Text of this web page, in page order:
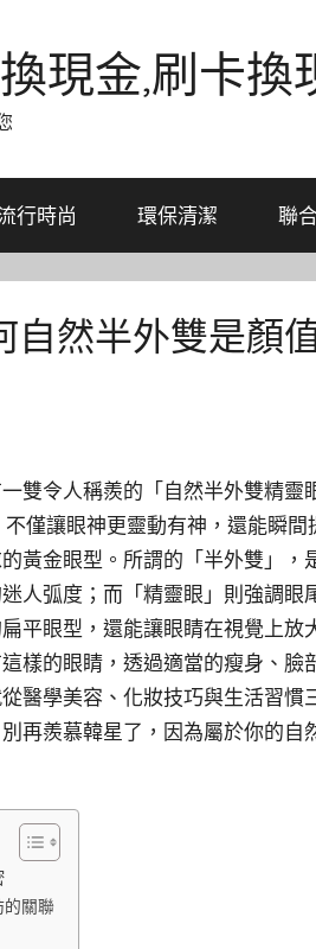
現金,刷卡換
行時尚 環保清潔 聯
自然半外雙是顏
雙令人稱羨的「自然半外雙精靈
僅讓眼神更靈動有神，還能瞬
黃金眼型。所謂的「半外雙」，
人弧度；而「精靈眼」則強調眼
平眼型，還能讓眼睛在視覺上放
樣的眼睛，透過適當的瘦身、臉
醫學美容、化妝技巧與生活習慣
再羨慕韓星了，因為屬於你的
的關聯